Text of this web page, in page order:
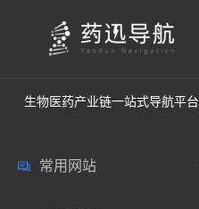
生物医药产业链一站式导航平台
常用网站